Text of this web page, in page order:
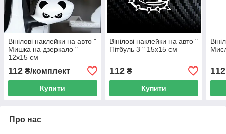
Вінілові наклейки на авто "
Мишка на дзеркало "
12х15 см
112 ₴/комплект
Купити
Вінілові наклейки на авто "
Пітбуль 3 " 15х15 см
112₴
Купити
112
Про нас